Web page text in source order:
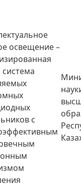
освещение –
с